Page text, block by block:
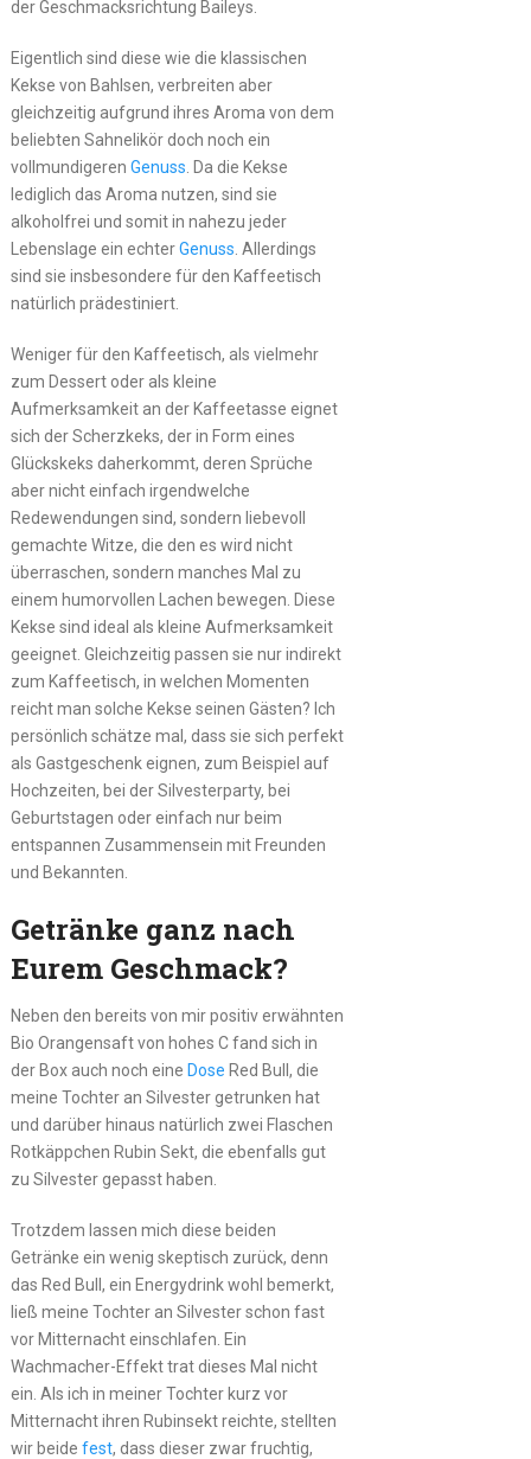
der Geschmacksrichtung Baileys.
Eigentlich sind diese wie die klassischen
Kekse von Bahlsen, verbreiten aber
gleichzeitig aufgrund ihres Aroma von dem
beliebten Sahnelikör doch noch ein
vollmundigeren Genuss . Da die Kekse
lediglich das Aroma nutzen, sind sie
alkoholfrei und somit in nahezu jeder
Lebenslage ein echterGenuss . Allerdings
sind sie insbesondere für den Kaffeetisch
natürlich prädestiniert.
Weniger für den Kaffeetisch, als vielmehr
zum Dessert oder als kleine
Aufmerksamkeit an der Kaffeetasse eignet
sich der Scherzkeks, der in Form eines
Glückskeks daherkommt, deren Sprüche
aber nicht einfach irgendwelche
Redewendungen sind, sondern liebevoll
gemachte Witze, die den es wird nicht
überraschen, sondern manches Mal zu
einem humorvollen Lachen bewegen. Diese
Kekse sind ideal als kleine Aufmerksamkeit
geeignet. Gleichzeitig passen sie nur indirekt
zum Kaffeetisch, in welchen Momenten
reicht man solche Kekse seinen Gästen? Ich
persönlich schätze mal, dass sie sich perfekt
als Gastgeschenk eignen, zum Beispiel auf
Hochzeiten, bei der Silvesterparty, bei
Geburtstagen oder einfach nur beim
entspannen Zusammensein mit Freunden
und Bekannten.
Getränke ganz nach
Eurem Geschmack?
Neben den bereits von mir positiv erwähnten
Bio Orangensaft von hohes C fand sich in
der Box auch noch eine Dose Red Bull, die
meine Tochter an Silvester getrunken hat
und darüber hinaus natürlich zwei Flaschen
Rotkäppchen Rubin Sekt, die ebenfalls gut
zu Silvester gepasst haben.
Trotzdem lassen mich diese beiden
Getränke ein wenig skeptisch zurück, denn
das Red Bull, ein Energydrink wohl bemerkt,
ließ meine Tochter an Silvester schon fast
vor Mitternacht einschlafen. Ein
Wachmacher-Effekt trat dieses Mal nicht
ein. Als ich in meiner Tochter kurz vor
Mitternacht ihren Rubinsekt reichte, stellten
wir beide fest, dass dieser zwar fruchtig,